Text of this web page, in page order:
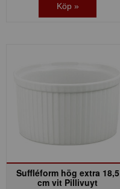
Köp »
Suffléform hög extra 18,5
cm vit Pillivuyt